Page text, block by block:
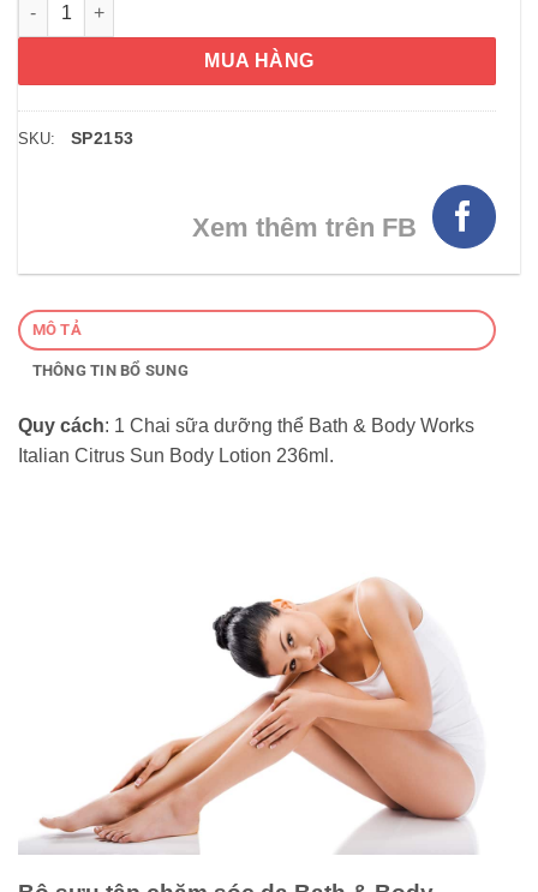
MUA HÀNG
SKU: SP2153
Xem thêm trên FB
MÔ TẢ
THÔNG TIN BỔ SUNG
Quy cách: 1 Chai sữa dưỡng thể Bath & Body Works
Italian Citrus Sun Body Lotion 236ml.